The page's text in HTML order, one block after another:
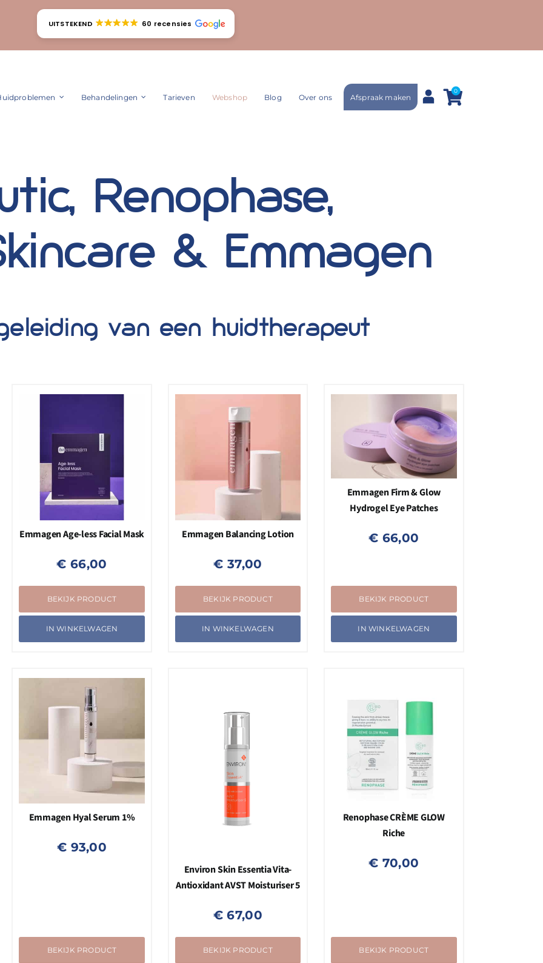
UITSTEKEND 60 recensies
Behandelingen Tarieven Webshop Blog Over ons Afspraak maken
0
Renophase,
& Emmagen
van een huidtherapeut
Emmagen Age-less Facial Mask
€ 66,00
BEKIJK PRODUCT
IN WINKELWAGEN
Emmagen Balancing Lotion
€ 37,00
BEKIJK PRODUCT
IN WINKELWAGEN
Emmagen Firm & Glow
Hydrogel Eye Patches
€ 66,00
BEKIJK PRODUCT
IN WINKELWAGEN
Emmagen Hyal Serum 1%
€ 93,00
BEKIJK PRODUCT
Environ Skin Essentia Vita-
Antioxidant AVST Moisturiser 5
€ 67,00
BEKIJK PRODUCT
Renophase CRÈME GLOW
Riche
€ 70,00
BEKIJK PRODUCT